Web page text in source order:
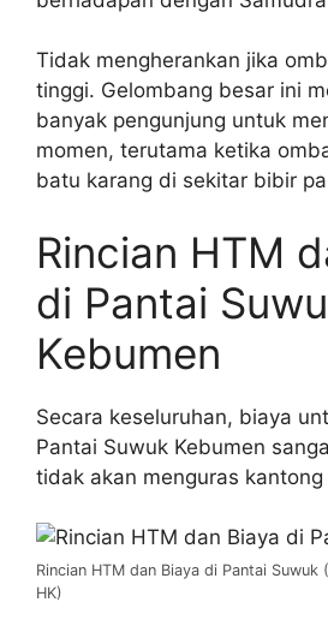
Tidak mengherankan jika
tinggi. Gelombang besar ini
banyak pengunjung untuk
momen, terutama ketika
batu karang di sekitar bibir
Rincian HTM
di Pantai
Kebumen
Secara keseluruhan, biaya
Pantai Suwuk Kebumen
tidak akan menguras kantong
Rincian HTM dan Biaya di Pantai
HK)